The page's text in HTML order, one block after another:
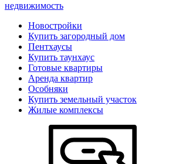
недвижимость
Новостройки
Купить загородный дом
Пентхаусы
Купить таунхаус
Готовые квартиры
Аренда квартир
Особняки
Купить земельный участок
Жилые комплексы